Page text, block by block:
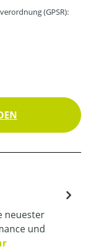
(GPSR):
neuester
und